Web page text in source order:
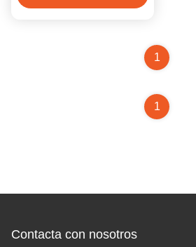
1
1
Contacta con nosotros